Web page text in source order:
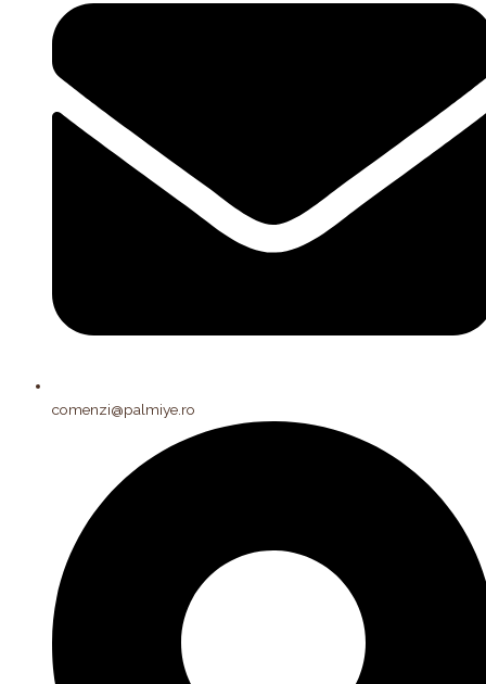
comenzi@palmiye.ro